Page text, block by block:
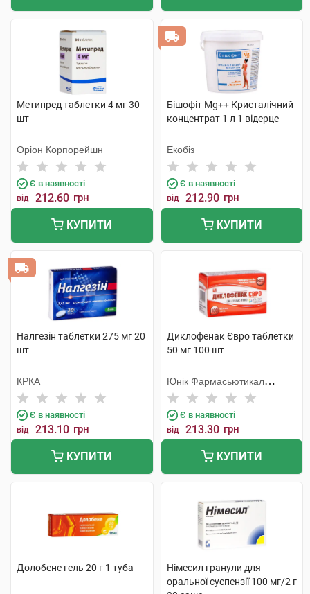
Метипред таблетки 4 мг 30
шт
Оріон Корпорейшн
Є в наявності
від 212.60 грн
КУПИТИ
Бішофіт Mg++ Кристалічний
концентрат 1 л 1 відерце
Екобіз
Є в наявності
від 212.90 грн
КУПИТИ
Налгезін таблетки 275 мг 20
шт
КРКА
Є в наявності
від 213.10 грн
КУПИТИ
Диклофенак Євро таблетки
50 мг 100 шт
Юнік Фармасьютикал
Лабораторіз
Є в наявності
від 213.30 грн
КУПИТИ
Долобене гель 20 г 1 туба
Німесил гранули для
оральної суспензії 100 мг/2 г